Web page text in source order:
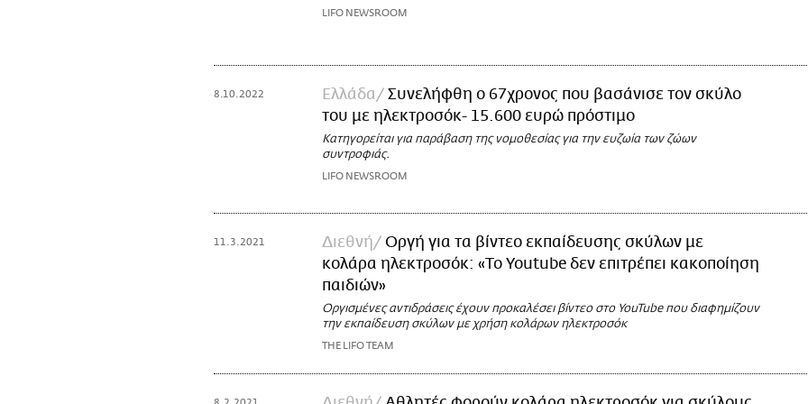
LIFO NEWSROOM
8.10.2022 Ελλάδα
Συνελήφθη ο 67χρονος που βασάνισε τον σκύλο
του με ηλεκτροσόκ- 15.600 ευρώ πρόστιμο
Κατηγορείται για παράβαση της νομοθεσίας για την ευζωία των ζώων
συντροφιάς.
LIFO NEWSROOM
11.3.2021 Διεθνή
Οργή για τα βίντεο εκπαίδευσης σκύλων με
κολάρα ηλεκτροσόκ: «Το Youtube δεν επιτρέπει κακοποίηση
παιδιών»
Οργισμένες αντιδράσεις έχουν προκαλέσει βίντεο στο YouTube που διαφημίζουν
την εκπαίδευση σκύλων με χρήση κολάρων ηλεκτροσόκ
THE LIFO TEAM